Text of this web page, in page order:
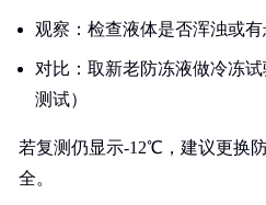
观察：检查液体是否浑浊或有
对比：取新老防冻液做冷冻
测试）
若复测仍显示-12℃，建议更换
全。